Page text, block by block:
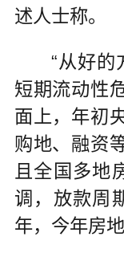
述人士称。
“从好的
短期流动性
面上，年初
购地、融资
且全国多地
调，放款周
年，今年房